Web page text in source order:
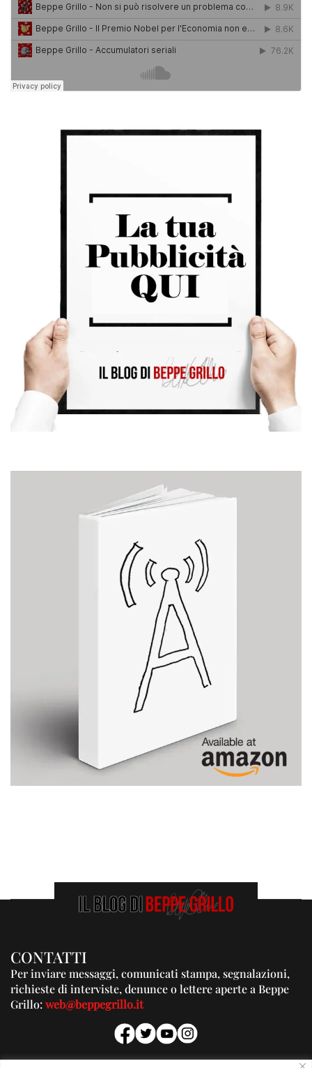
CONTATTI
Per inviare messaggi, comunicati stampa, segnalazioni,
richieste di interviste, denunce o lettere aperte a Beppe
Grillo:web@beppegrillo.it